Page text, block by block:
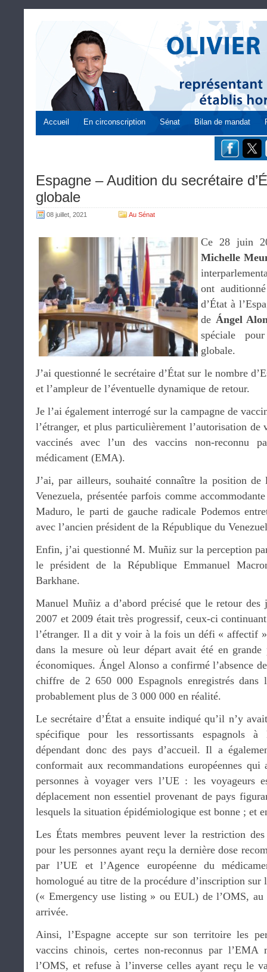
Accueil En circonscription Sénat Bilan de mandat
Espagne – Audition du secrétaire
globale
08 juillet, 2021 Au Sénat
Ce 28 juin
Michelle
ont
d’État à
de Ángel
spéciale
globale.
J’ai questionné le secrétaire d’État sur le nombre
et l’ampleur de l’éventuelle dynamique de retour.
Je l’ai également interrogé sur la campagne de
l’étranger, et plus particulièrement l’autorisation de
vaccinés avec l’un des vaccins non-reconnu
médicament (EMA).
J’ai, par ailleurs, souhaité connaître la position de
Venezuela, présentée parfois comme
Maduro, le parti de gauche radicale Podemos
avec l’ancien président de la République du
Enfin, j’ai questionné M. Muñiz sur la perception
le président de la République Emmanuel
Barkhane.
Manuel Muñiz a d’abord précisé que le retour des
2007 et 2009 était très progressif, ceux-ci
l’étranger. Il a dit y voir à la fois un défi « affectif »
dans la mesure où leur départ avait été en
économiques. Ángel Alonso a confirmé l’absence
chiffre de 2 650 000 Espagnols enregistrés dans
probablement plus de 3 000 000 en réalité.
Le secrétaire d’État a ensuite indiqué qu’il n’y
spécifique pour les ressortissants espagnols à
dépendant donc des pays d’accueil. Il a
conformait aux recommandations européennes qui
personnes à voyager vers l’UE : les voyageurs
déplacement non essentiel provenant de pays
lesquels la situation épidémiologique est bonne ; et
Les États membres peuvent lever la restriction des
pour les personnes ayant reçu la dernière dose
par l’UE et l’Agence européenne du
homologué au titre de la procédure d’inscription sur
(« Emergency use listing » ou EUL) de l’OMS,
arrivée.
Ainsi, l’Espagne accepte sur son territoire les
vaccins chinois, certes non-reconnus par
l’OMS, et refuse à l’inverse celles ayant reçu le